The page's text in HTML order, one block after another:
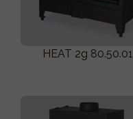
HEAT 2g 80.50.01